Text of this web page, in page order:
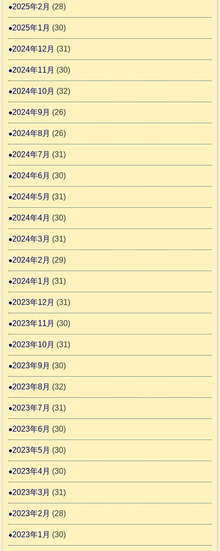
2025年2月 (28)
2025年1月 (30)
2024年12月 (31)
2024年11月 (30)
2024年10月 (32)
2024年9月 (26)
2024年8月 (26)
2024年7月 (31)
2024年6月 (30)
2024年5月 (31)
2024年4月 (30)
2024年3月 (31)
2024年2月 (29)
2024年1月 (31)
2023年12月 (31)
2023年11月 (30)
2023年10月 (31)
2023年9月 (30)
2023年8月 (32)
2023年7月 (31)
2023年6月 (30)
2023年5月 (30)
2023年4月 (30)
2023年3月 (31)
2023年2月 (28)
2023年1月 (30)